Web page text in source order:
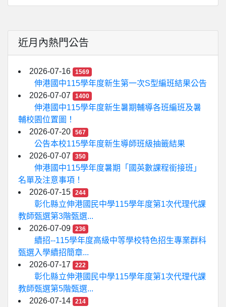
近月內熱門公告
2026-07-16 1569
伸港國中115學年度新生第一次S型編班結果公告
2026-07-07
1400
伸港國中115學年度新生暑期輔導各班編班及暑
輔校園位置圖！
2026-07-20
567
公告本校115學年度新生導師班級抽籤結果
2026-07-07
350
伸港國中115學年度暑期「國英數課程銜接班」
名單及注意事項！
2026-07-15
244
彰化縣立伸港國民中學115學年度第1次代理代課
教師甄選第3階甄選...
2026-07-09
236
續招--115學年度高級中等學校特色招生專業群科
甄選入學續招簡章...
2026-07-17
222
彰化縣立伸港國民中學115學年度第1次代理代課
教師甄選第5階甄選...
2026-07-14
214